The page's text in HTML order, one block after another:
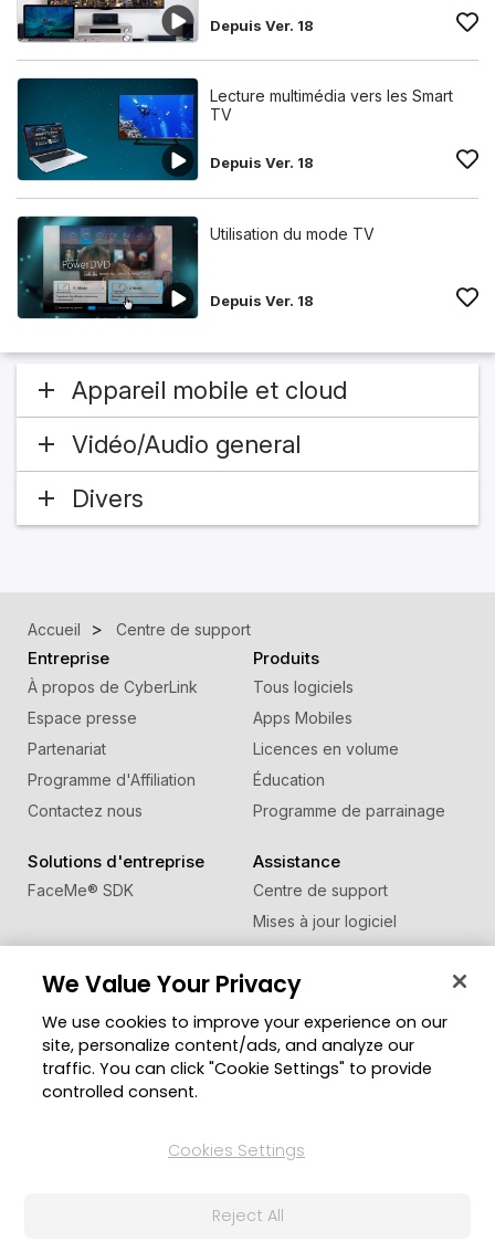
Depuis Ver. 18
Lecture multimédia vers les Smart
TV
Depuis Ver. 18
Utilisation du mode TV
Depuis Ver. 18
Appareil mobile et cloud
Vidéo/Audio general
Divers
Accueil Centre de support
Entreprise
À propos de CyberLink
Espace presse
Partenariat
Programme d'Affiliation
Contactez nous
Produits
Tous logiciels
Apps Mobiles
Licences en volume
Éducation
Programme de parrainage
Solutions d'entreprise
FaceMe® SDK
Assistance
Centre de support
Mises à jour logiciel
Centre d'apprentissage
Zone des Membres
Blog
Changer de région
We Value Your Privacy
We use cookies to improve your experience on our
site, personalize content/ads, and analyze our
traffic. You can click "Cookie Settings" to provide
controlled consent.
Cookies Settings
Reject All